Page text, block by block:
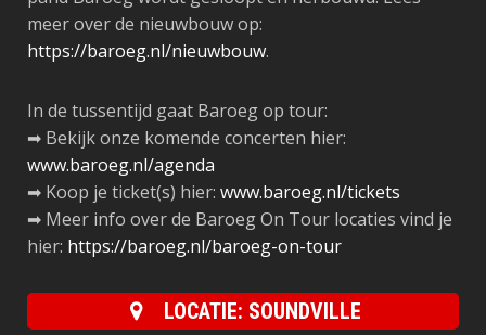
meer over de nieuwbouw op:
https://baroeg.nl/nieuwbouw.
In de tussentijd gaat Baroeg op tour:
➡ Bekijk onze komende concerten hier:
www.baroeg.nl/agenda
➡ Koop je ticket(s) hier: www.baroeg.nl/tickets
➡ Meer info over de Baroeg On Tour locaties vind je
hier: https://baroeg.nl/baroeg-on-tour
LOCATIE: SOUNDVILLE